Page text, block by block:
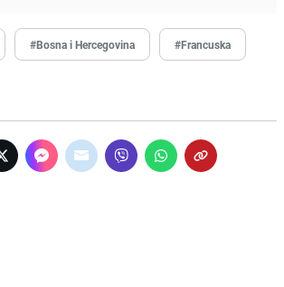
#Bosna i Hercegovina #Francuska